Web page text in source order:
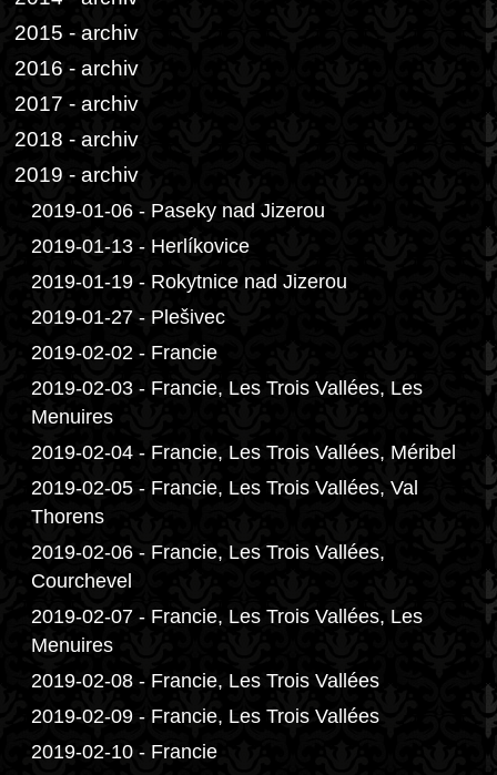
2015 - archiv
2016 - archiv
2017 - archiv
2018 - archiv
2019 - archiv
2019-01-06 - Paseky nad Jizerou
2019-01-13 - Herlíkovice
2019-01-19 - Rokytnice nad Jizerou
2019-01-27 - Plešivec
2019-02-02 - Francie
2019-02-03 - Francie, Les Trois Vallées, Les
Menuires
2019-02-04 - Francie, Les Trois Vallées, Méribel
2019-02-05 - Francie, Les Trois Vallées, Val
Thorens
2019-02-06 - Francie, Les Trois Vallées,
Courchevel
2019-02-07 - Francie, Les Trois Vallées, Les
Menuires
2019-02-08 - Francie, Les Trois Vallées
2019-02-09 - Francie, Les Trois Vallées
2019-02-10 - Francie